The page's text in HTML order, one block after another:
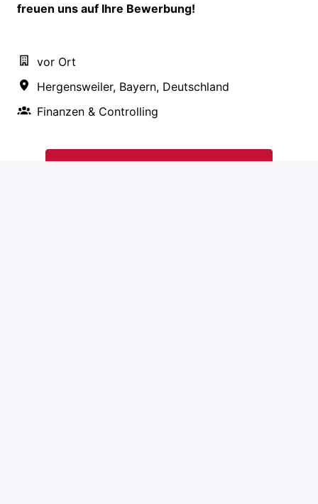
freuen uns auf Ihre Bewerbung!
vor Ort
Hergensweiler, Bayern, Deutschland
Finanzen & Controlling